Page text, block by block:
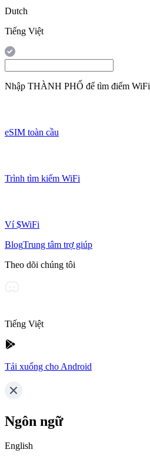
Dutch
Tiếng Việt
Nhập THÀNH PHỐ để tìm điểm WiFi
eSIM toàn cầu
Trình tìm kiếm WiFi
Ví $WiFi
BlogTrung tâm trợ giúp
Theo dõi chúng tôi
Tiếng Việt
Tải xuống cho Android
Ngôn ngữ
English